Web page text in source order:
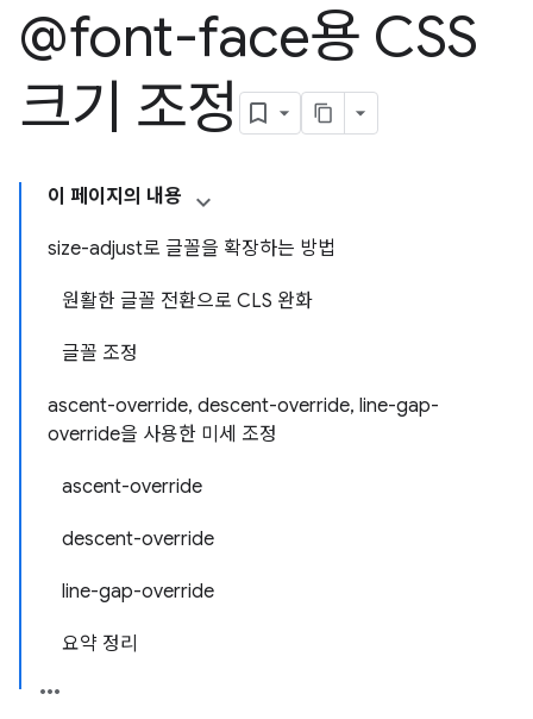
@font-face용 CSS
크기 조정
이 페이지의 내용
size-adjust로 글꼴을 확장하는 방법
원활한 글꼴 전환으로 CLS 완화
글꼴 조정
ascent-override, descent-override, line-gap-
override을 사용한 미세 조정
ascent-override
descent-override
line-gap-override
요약 정리